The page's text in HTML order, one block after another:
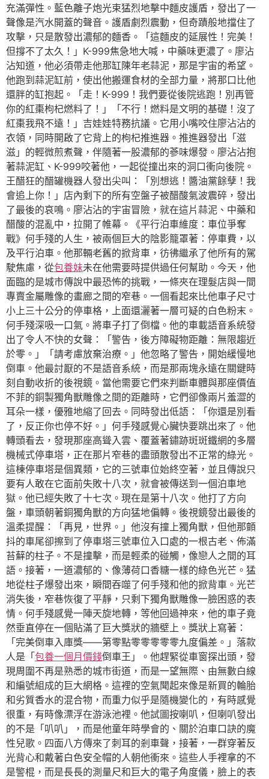
充滿彈性。藍色離子炮光束猛烈地擊中麵皮護盾，發出了一
聲像是汽水開蓋的聲音。護盾劇烈震動，但奇蹟般地擋住了
攻擊，只是散發出濃郁的麵香。「這麵皮的延展性！完美！
但撐不了太久！」K-999焦急地大喊，中藥味更濃了。廖沾
沾知道，他必須帶走他那缸陳年老蒜泥，那是宇宙的希望。
他跑到蒜泥缸前，使出他搬運食材的全部力量，將那口比他
還胖的缸抱起。「走！K-999！我們要從後院逃跑！別再管
你的紅棗枸杞燃料了！」「不行！燃料是文明的基礎！沒了
紅棗我飛不遠！」吉娃娃特務抗議。它用小嘴咬住廖沾沾的
衣領，同時開啟了它背上的枸杞推進器。推進器發出「滋
滋」的輕微煎煮聲，伴隨著一股濃郁的蔘味爆發。廖沾沾抱
著蒜泥缸、K-999咬著他，一起從撞出來的洞口衝向後院。
王醋狂的醋罐機器人發出尖叫：「別想逃！醬油黨餘孽！我
會追上你！」店內剩下的所有空盤子被醋酸氣波震碎，發出
了最後的哀鳴。廖沾沾的宇宙冒險，就在這片蒜泥、中藥和
醋酸的混亂中，拉開了帷幕。《平行泊車維度：車位爭奪
戰》何手殘的人生，被兩個巨大的陰影籠罩著：停車費，以
及平行泊車。他那輛老舊的掀背車，彷彿繼承了他所有的駕
駛焦慮，從包養妹未在他需要時提供過任何幫助。今天，他
面臨的是城市傳說中最恐怖的挑戰，一條夾在理髮店與一間
專賣金屬雕像的畫廊之間的窄巷。一個看起來比他車子尺寸
小上三十公分的停車格，上面還灑著一層可疑的白色粉末。
何手殘深吸一口氣。將車子打了倒檔。他的車載語音系統發
出了令人不快的女聲：「警告，後方障礙物距離：無限趨近
於零。」「請考慮放棄治療。」他忽略了警告，開始緩慢地
倒車。他最討厭的不是語音系統，而是那兩塊永遠在關鍵時
刻自動收折的後視鏡。當他需要它們來判斷車體與那座價值
不菲的銅製獨角獸雕像之間的距離時，它們卻像兩片羞澀的
耳朵一樣，優雅地縮了回去。同時發出低語：「你還是別看
了，反正你也停不好。」何手殘感覺心臟快要跳出來了。他
轉頭看去，發現那座高聳入雲、覆蓋著鏽跡斑斑鐵網的多層
機械式停車塔，正在那片窄巷的盡頭散發出不正常的綠光。
這棟停車塔是個異類，它的三號車位始終空著，並且傳說只
要有人敢在它面前失敗十八次，就會被傳送到一個泊車地
獄。他已經失敗了十七次。現在是第十八次。他打了方向
盤，車頭朝著銅獨角獸的方向猛地偏轉。後視鏡發出最後的
溫柔提醒：「再見，世界。」他沒有撞上獨角獸，但他那顫
抖的車尾卻擦到了停車塔三號車位入口處的一根古老、佈滿
苔蘚的柱子。不是撞擊，而是輕柔的碰觸，像戀人之間的耳
語。接著，一道濃郁的、像薄荷口香糖一樣的綠色光芒。猛
地從柱子爆發出來，瞬間吞噬了何手殘和他的掀背車。光芒
消失後，窄巷恢復了平靜，只剩下獨角獸雕像一臉困惑的表
情。何手殘感覺一陣天旋地轉，等他回過神來，他的車子竟
然垂直停在一個貼滿了巨大獎狀的牆壁上。獎狀上寫著：
「完美倒車入庫獎——第零點零零零零零九度偏差。」落款
人是「 包養一個月價錢倒車王」。他趕緊從車窗探出頭，發
現周圍不再是熟悉的城市街道，而是一望無際、由無數白線
和編號組成的巨大網格。這裡的空氣聞起來像是新買的輪胎
和劣質香水的混合物，而重力似乎是隨機變化的，有時感覺
很重，有時像漂浮在游泳池裡。他試圖按喇叭，但喇叭發出
的不是「叭叭」，而是他童年時學會的、關於泊車口訣的魔
性兒歌。四面八方傳來了刺耳的剎車聲，接著，一群穿著反
光背心和戴著白色安全帽的人朝他衝來。這些人手裡拿的不
是警棍，而是長長的測量尺和巨大的電子角度儀，臉上的表